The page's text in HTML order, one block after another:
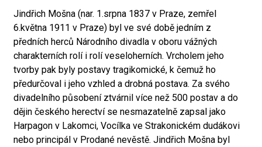
Jindřich Mošna (nar. 1.srpna 1837 v Praze, zemřel
6.května 1911 v Praze) byl ve své době jedním z
předních herců Národního divadla v oboru vážných
charakterních rolí i rolí veseloherních. Vrcholem jeho
tvorby pak byly postavy tragikomické, k čemuž ho
předurčoval i jeho vzhled a drobná postava. Za svého
divadelního působení ztvárnil více než 500 postav a do
dějin českého herectví se nesmazatelně zapsal jako
Harpagon v Lakomci, Vocílka ve Strakonickém dudákovi
nebo principál v Prodané nevěstě. Jindřich Mošna byl